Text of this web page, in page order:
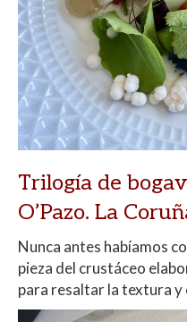
Trilogía de
O’Pazo. La
Nunca antes habíamos
pieza del crustáceo
para resaltar la textura y